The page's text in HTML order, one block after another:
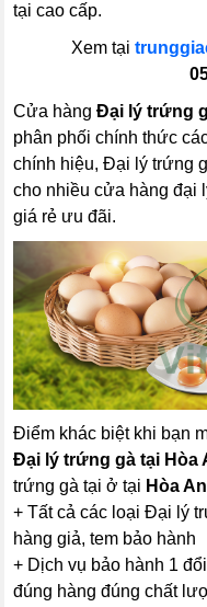
tại cao cấp.
Xem tại
Cửa hàngĐại lý trứng
phân phối chính thức
chính hiệu, Đại lý trứng
cho nhiều cửa hàng đại
giá rẻ ưu đãi.
Điểm khác biệt khi bạn
Đại lý trứng gà tại Hòa
trứng gà tại ở tại Hòa An
+ Tất cả các loại Đại lý
hàng giả, tem bảo hành
+ Dịch vụ bảo hành 1
đúng hàng đúng chất